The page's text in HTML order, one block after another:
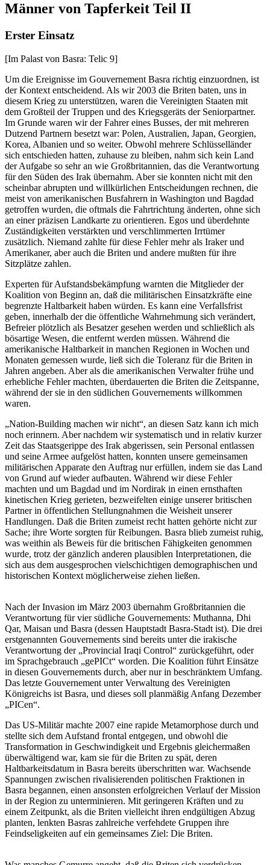
Männer von Tapferkeit Teil II
Erster Einsatz
[Im Palast von Basra: Telic 9]
Um die Ereignisse im Gouvernement Basra richtig einzuordnen, ist
der Kontext entscheidend. Als wir 2003 die Briten baten, uns in
diesem Krieg zu unterstützen, waren die Vereinigten Staaten mit
dem Großteil der Truppen und des Kriegsgeräts der Seniorpartner.
Im Grunde waren wir der Fahrer eines Busses, der mit mehreren
Dutzend Partnern besetzt war: Polen, Australien, Japan, Georgien,
Korea, Albanien und so weiter. Obwohl mehrere Schlüsselländer
sich entschieden hatten, zuhause zu bleiben, nahm sich kein Land
der Aufgabe so sehr an wie Großbritannien, das die Verantwortung
für den Süden des Irak übernahm. Aber sie konnten nicht mit den
scheinbar abrupten und willkürlichen Entscheidungen rechnen, die
meist von amerikanischen Busfahrern in Washington und Bagdad
getroffen wurden, die oftmals die Fahrtrichtung änderten, ohne sich
an einer präzisen Landkarte zu orientieren. Egos und überdehnte
Zuständigkeiten verstärkten und verschlimmerten Irrtümer
zusätzlich. Niemand zahlte für diese Fehler mehr als Iraker und
Amerikaner, aber auch die Briten und andere mußten für ihre
Sitzplätze zahlen.
Experten für Aufstandsbekämpfung warnten die Mitglieder der
Koalition von Beginn an, daß die militärischen Einsatzkräfte eine
begrenzte Haltbarkeit haben würden. Es kann eine Verfallsfrist
geben, innerhalb der die öffentliche Wahrnehmung sich verändert,
Befreier plötzlich als Besatzer gesehen werden und schließlich als
bösartige Wesen, die entfernt werden müssen. Während die
amerikanische Haltbarkeit in manchen Regionen in Wochen und
Monaten gemessen wurde, ließ sich die Toleranz für die Briten in
Jahren angeben. Aber als die amerikanischen Verwalter frühe und
erhebliche Fehler machten, überdauerten die Briten die Zeitspanne,
während der sie in den südlichen Gouvernements willkommen
waren.
„Nation-Building machen wir nicht“, an diesen Satz kann ich mich
noch erinnern. Aber nachdem wir systematisch und in relativ kurzer
Zeit das Staatsgerippe des Irak abgerissen, sein Personal entlassen
und seine Armee aufgelöst hatten, konnten unsere gemeinsamen
militärischen Apparate den Auftrag nur erfüllen, indem sie das Land
von Grund auf wieder aufbauten. Während wir diese Fehler
machten und um Bagdad und im Nordirak in einen ernsthaften
kinetischen Krieg gerieten, bezweifelten einige unserer britischen
Partner in öffentlichen Stellungnahmen die Weisheit unserer
Handlungen. Daß die Briten zumeist recht hatten gehörte nicht zur
Sache; ihre Worte sorgten für Reibungen. Basra blieb zumeist ruhig,
was weithin als Beweis für die britischen Fähigkeiten genommen
wurde, trotz der gänzlich anderen plausiblen Interpretationen, die
sich aus dem ausgesprochen vielschichtigen demographischen und
historischen Kontext möglicherweise ziehen ließen.
Nach der Invasion im März 2003 übernahm Großbritannien die
Verantwortung für vier südliche Gouvernements: Muthanna, Dhi
Qar, Maisan und Basra (dessen Hauptstadt Basra-Stadt ist). Die drei
erstgenannten Gouvernements sind bereits unter die irakische
Verantwortung der „Provincial Iraqi Control“ zurückgeführt, oder
im Sprachgebrauch „gePICt“ worden. Die Koalition führt Einsätze
in diesen Gouvernements durch, aber nur in beschränktem Umfang.
Das letzte Gouvernement unter Verwaltung des Vereinigten
Königreichs ist Basra, und dieses soll planmäßig Anfang Dezember
„PICen“.
Das US-Militär machte 2007 eine rapide Metamorphose durch und
stellte sich dem Aufstand frontal entgegen, und obwohl die
Transformation in Geschwindigkeit und Ergebnis gleichermaßen
überwältigend war, kam sie für die Briten zu spät, deren
Haltbarkeitsdatum in Basra bereits überschritten war. Wachsende
Spannungen zwischen rivalisierenden politischen Fraktionen in
Basra begannen, einen ansonsten erfolgreichen Verlauf der Mission
in der Region zu unterminieren. Mit geringeren Kräften und zu
einem Zeitpunkt, als die Briten vielleicht ihren endgültigen Abzug
planten, lenkten Basras zahlreiche verfehdete Gruppen ihre
Feindseligkeiten auf ein gemeinsames Ziel: Die Briten.